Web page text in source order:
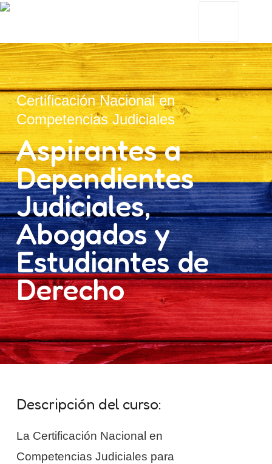
Certificación Nacional en
Competencias Judiciales
Aspirantes a
Dependientes
Judiciales,
Abogados y
Estudiantes de
Derecho
Descripción del curso:
La Certificación Nacional en
Competencias Judiciales para